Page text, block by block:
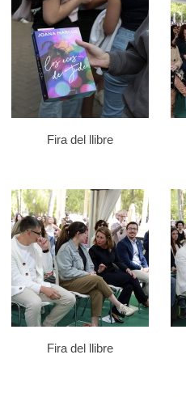
Fira del llibre
Fira del llibre